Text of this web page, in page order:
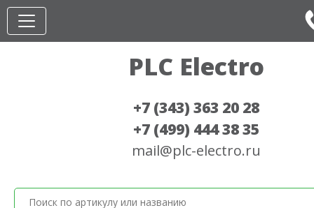
PLC Electro
+7 (343) 363 20 28
+7 (499) 444 38 35
mail@plc-electro.ru